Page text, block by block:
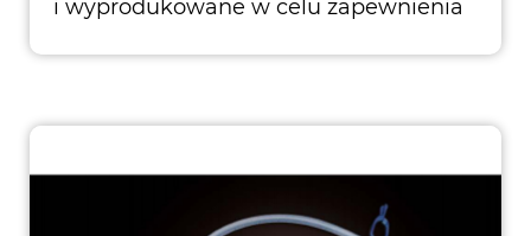
i wyprodukowane w celu zapewnienia